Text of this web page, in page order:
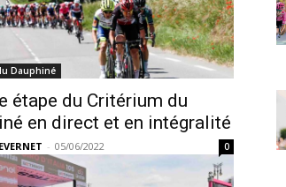
Dauphiné
étape du Critérium du
en direct et en intégralité
- 05/06/2022 0